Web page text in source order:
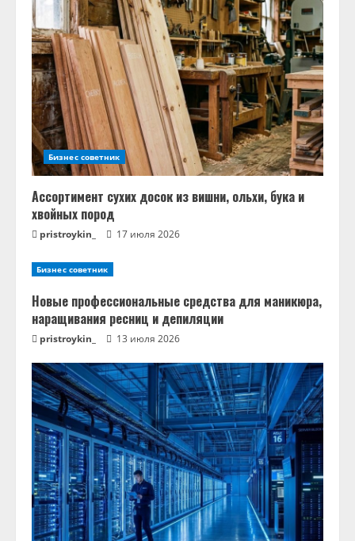
Бизнес советник
Ассортимент сухих досок из вишни, ольхи, бука и
хвойных пород
pristroykin_ 17 июля 2026
Бизнес советник
Новые профессиональные средства для маникюра,
наращивания ресниц и депиляции
pristroykin_ 13 июля 2026